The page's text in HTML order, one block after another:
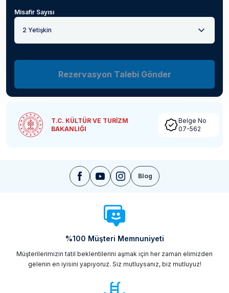
Misafir Sayısı
2 Yetişkin
Rezervasyon Talebi Gönder
T.C. KÜLTÜR VE TURİZM
BAKANLIĞI
Belge No
07-562
Blog
%100 Müşteri Memnuniyeti
Müşterilerimizin tatil beklentilerini aşmak için her zaman elimizden
gelenin en iyisini yapıyoruz. Siz mutluysanız, biz mutluyuz!